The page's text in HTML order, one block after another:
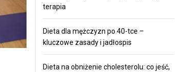
terapia
Dieta dla mężczyzn po 40-tce –
kluczowe zasady i jadłospis
Dieta na obniżenie cholesterolu: co jeść,